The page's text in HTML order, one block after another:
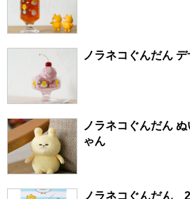
ノ
ノラネコぐんだん
ゃん
ノラネコぐんだん